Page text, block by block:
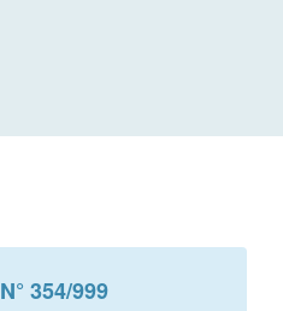
N° 354/999